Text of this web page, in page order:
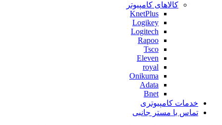
کالاهای کامپیوتر
KnetPlus
Logikey
Logitech
Rapoo
Tsco
Eleven
royal
Onikuma
Adata
Bnet
خدمات کامپیوتری
تماس با مستر جانبی